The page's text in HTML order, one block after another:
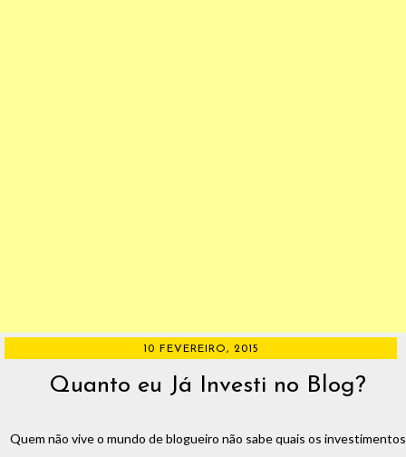
10 FEVEREIRO, 2015
Quanto eu Já Investi no Blog?
Quem não vive o mundo de blogueiro não sabe quais os investimentos